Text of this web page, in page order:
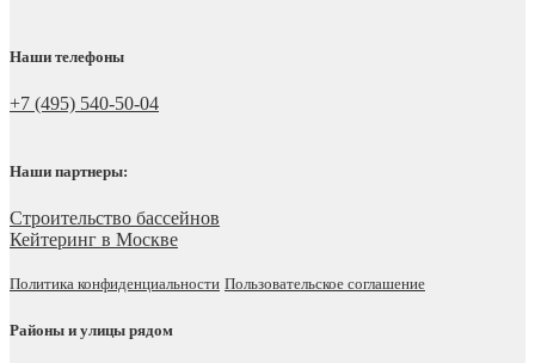
Наши телефоны
+7 (495) 540-50-04
Наши партнеры:
Строительство бассейнов
Кейтеринг в Москве
Политика конфиденциальности Пользовательское соглашение
Районы и улицы рядом